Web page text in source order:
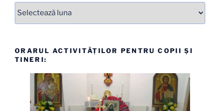
ORARUL ACTIVITĂȚILOR PENTRU COPII ȘI
TINERI: